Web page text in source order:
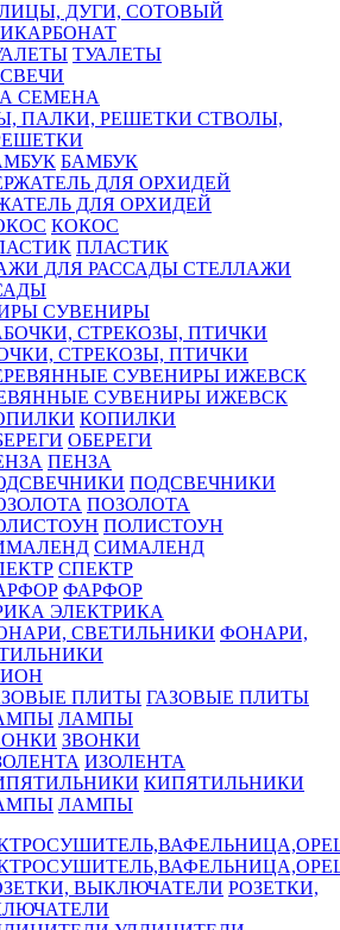
ДУГИ, СОТОВЫЙ
ТУАЛЕТЫ
СВЕЧИ
СЕМЕНА
СТВОЛЫ,
БАМБУК
ДЛЯ ОРХИДЕЙ
КОКОС
ПЛАСТИК
СТЕЛЛАЖИ
СУВЕНИРЫ
СТРЕКОЗЫ, ПТИЧКИ
СУВЕНИРЫ ИЖЕВСК
КОПИЛКИ
ОБЕРЕГИ
ПЕНЗА
ПОДСВЕЧНИКИ
ПОЗОЛОТА
ПОЛИСТОУН
СИМАЛЕНД
СПЕКТР
ФАРФОР
ЭЛЕКТРИКА
ФОНАРИ,
ГАЗОВЫЕ ПЛИТЫ
ЛАМПЫ
ЗВОНКИ
ИЗОЛЕНТА
КИПЯТИЛЬНИКИ
ЛАМПЫ
РОЗЕТКИ,